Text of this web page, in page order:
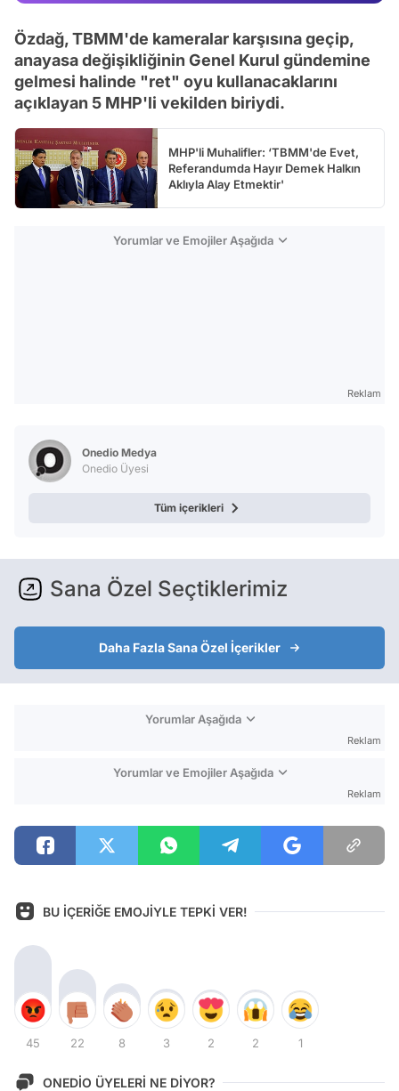
Test
Özdağ, TBMM'de kameralar karşısına geçip,
anayasa değişikliğinin Genel Kurul gündemine
gelmesi halinde "ret" oyu kullanacaklarını
açıklayan 5 MHP'li vekilden biriydi.
MHP'li Muhalifler: ‘TBMM'de Evet,
Referandumda Hayır Demek Halkın
Aklıyla Alay Etmektir'
Yorumlar ve Emojiler Aşağıda
Reklam
Onedio Medya
Onedio Üyesi
Tüm içerikleri
Sana Özel Seçtiklerimiz
Daha Fazla Sana Özel İçerikler
Yorumlar Aşağıda
Reklam
Yorumlar ve Emojiler Aşağıda
Reklam
BU İÇERİĞE EMOJİYLE TEPKİ VER!
45 22 8 3 2 2 1
ONEDİO ÜYELERİ NE DİYOR?